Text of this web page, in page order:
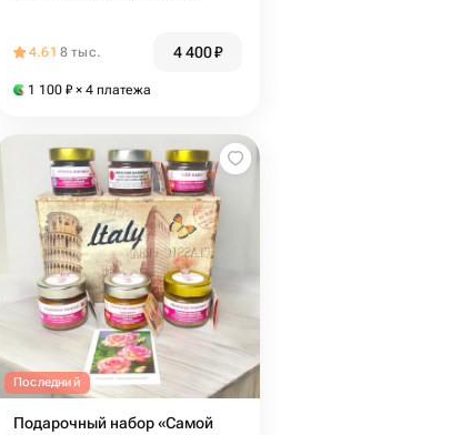
4.61 8 тыс. 4 400₽
1 100 ₽ × 4 платежа
Последний
Подарочный набор «Самой